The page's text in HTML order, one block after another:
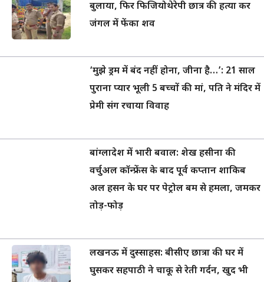
बुलाया, फिर फिजियोथेरेपी छात्र की हत्या कर
जंगल में फेंका शव
‘मुझे ड्रम में बंद नहीं होना, जीना है…’: 21 साल
पुराना प्यार भूली 5 बच्चों की मां, पति ने मंदिर में
प्रेमी संग रचाया विवाह
बांग्लादेश में भारी बवाल: शेख हसीना की
वर्चुअल कॉन्फ्रेंस के बाद पूर्व कप्तान शाकिब
अल हसन के घर पर पेट्रोल बम से हमला, जमकर
तोड़-फोड़
लखनऊ में दुस्साहस: बीसीए छात्रा की घर में
घुसकर सहपाठी ने चाकू से रेती गर्दन, खुद भी